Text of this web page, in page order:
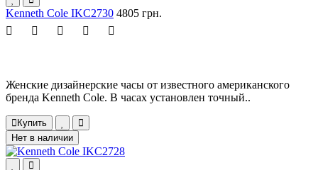
Kenneth Cole IKC2730 4805 грн.
Женские дизайнерские часы от известного американского
бренда Kenneth Cole. В часах установлен точный..
Купить
Нет в наличии